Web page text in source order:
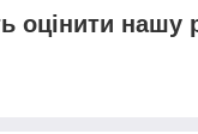
оцінити нашу